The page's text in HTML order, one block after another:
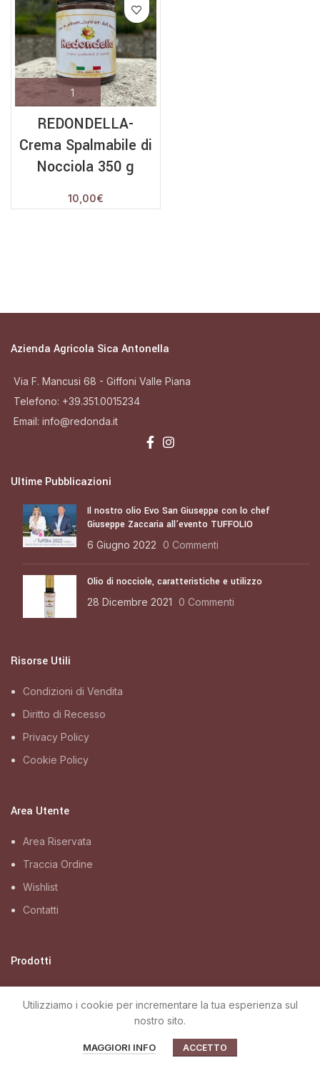
REDONDELLA-
Crema Spalmabile di
Nocciola 350 g
10,00€
Azienda Agricola Sica Antonella
Via F. Mancusi 68 - Giffoni Valle Piana
Telefono: +39.351.0015234
Email: info@redonda.it
Ultime Pubblicazioni
Il nostro olio Evo San Giuseppe con lo chef
Giuseppe Zaccaria all’evento TUFFOLIO
6 Giugno 2022 0 Commenti
Olio di nocciole, caratteristiche e utilizzo
28 Dicembre 2021 0 Commenti
Risorse Utili
Condizioni di Vendita
Diritto di Recesso
Privacy Policy
Cookie Policy
Area Utente
Area Riservata
Traccia Ordine
Wishlist
Contatti
Prodotti
Utilizziamo i cookie per incrementare la tua esperienza sul
nostro sito.
MAGGIORI INFO ACCETTO